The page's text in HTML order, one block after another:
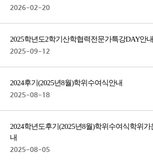
2026-02-20
2025학년도 2학기 산학협력전문가 특강DAY 안내
2025-09-12
2024 후기(2025년 8월) 학위수여식 안내
2025-08-18
2024학년도 후기(2025년 8월) 학위수여식 학위가
내
2025-08-05